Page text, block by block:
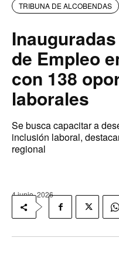
TRIBUNA DE ALCOBENDAS
de Empleo
con 138
laborales
Se busca capacitar a
inclusión laboral,
regional
4 junio, 2026